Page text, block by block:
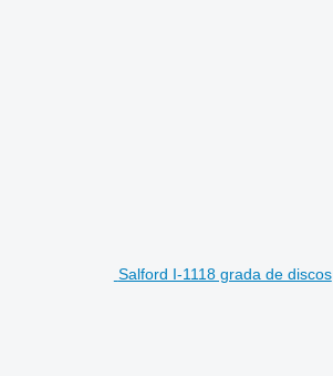
Salford I-1118 grada de discos